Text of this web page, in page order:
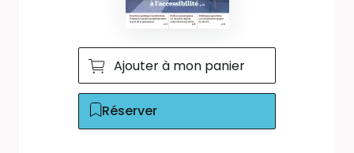
Ajouter à mon panier
Réserver